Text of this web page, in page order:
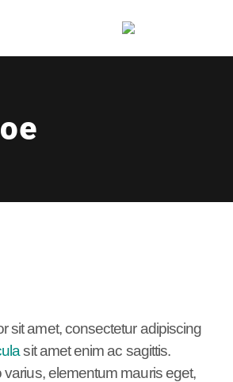
sit amet, consectetur adipiscing
sit amet enim ac sagittis.
varius, elementum mauris eget,